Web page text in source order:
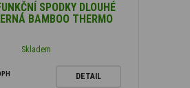
SPODKY DLOUHÉ
BAMBOO THERMO
Skladem
DETAIL